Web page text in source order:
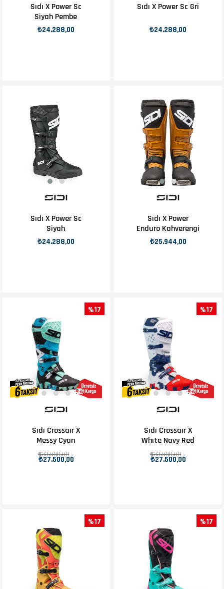
Sıdı X Power Sc
Siyah Pembe
₺24.288,00
Sıdı X Power Sc Gri
₺24.288,00
Sıdı X Power Sc
Siyah
₺24.288,00
Sıdı X Power
Enduro Kahverengi
₺25.944,00
Sıdı Crossaır X
Messy Cyan
₺27.500,00
₺33.000,00
%17
Sıdı Crossaır X
Whıte Navy Red
₺27.500,00
₺33.000,00
%17
%17 %17